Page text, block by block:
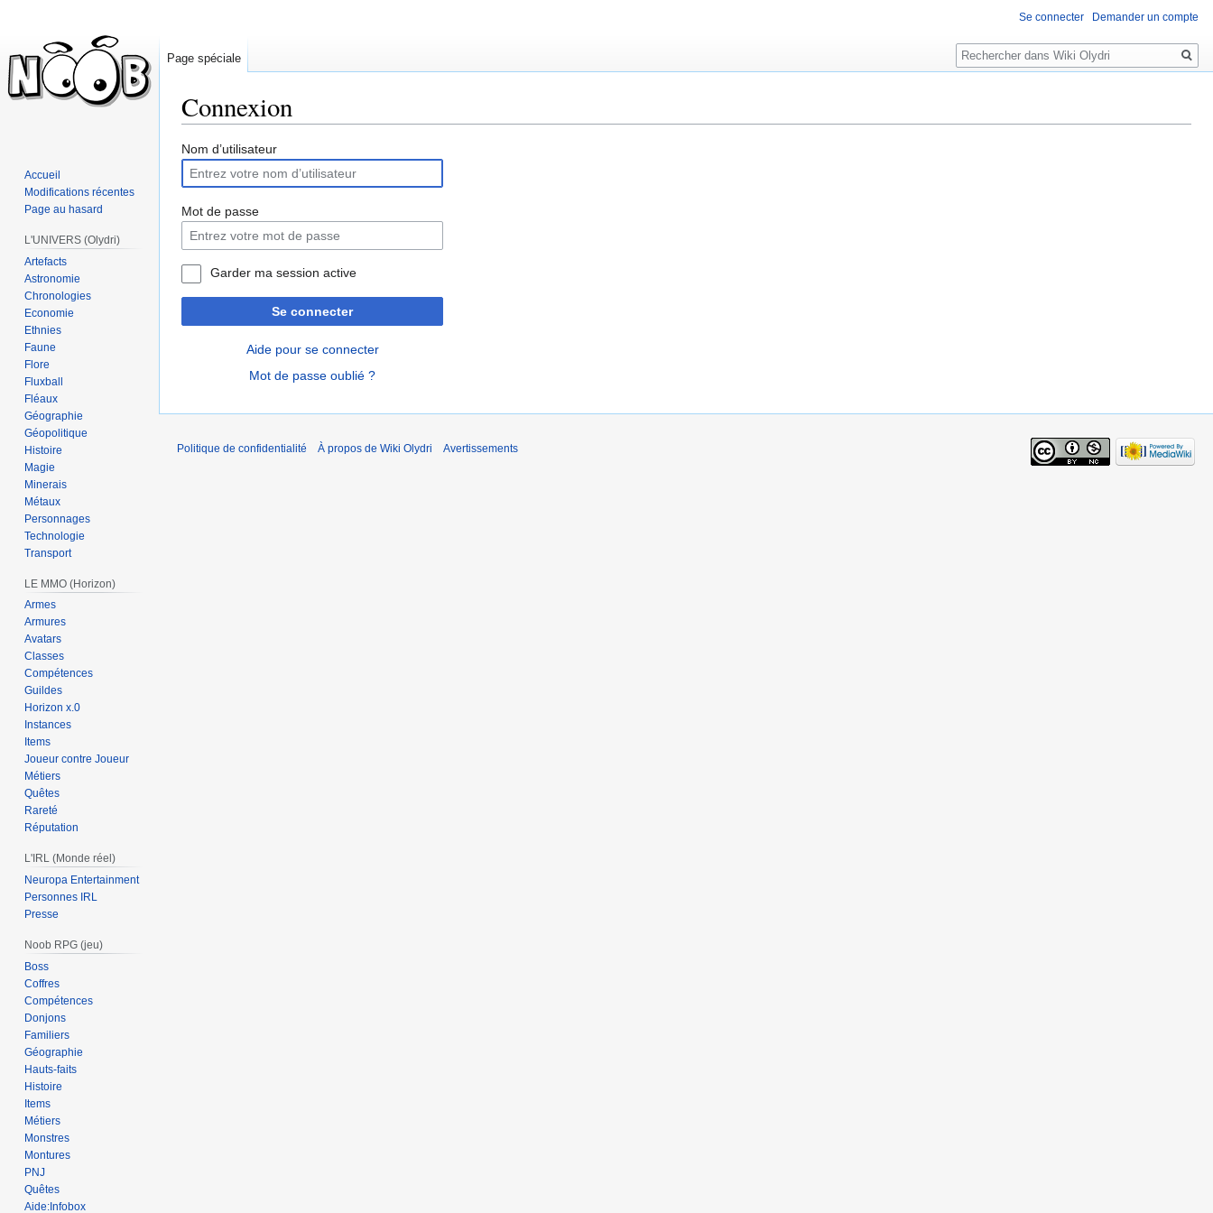
Connexion
Sauter
la
navigation
Sauter
la
recherche
Nom d’utilisateur
Mot de passe
Garder ma session active
Se connecter
Aide pour se connecter
Mot de passe oublié ?
Se connecter Demander un compte
Page spéciale
Rechercher
Accueil
Modifications récentes
Page au hasard
L'UNIVERS (Olydri)
Artefacts
Astronomie
Chronologies
Economie
Ethnies
Faune
Flore
Fluxball
Fléaux
Géographie
Géopolitique
Histoire
Magie
Minerais
Métaux
Personnages
Technologie
Transport
LE MMO (Horizon)
Armes
Armures
Avatars
Classes
Compétences
Guildes
Horizon x.0
Instances
Items
Joueur contre Joueur
Métiers
Quêtes
Rareté
Réputation
L'IRL (Monde réel)
Neuropa Entertainment
Personnes IRL
Presse
Noob RPG (jeu)
Boss
Coffres
Compétences
Donjons
Familiers
Géographie
Hauts-faits
Histoire
Items
Métiers
Monstres
Montures
PNJ
Quêtes
Aide:Infobox
Politique de confidentialité À propos de Wiki Olydri Avertissements